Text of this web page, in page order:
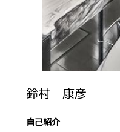
鈴村 康彦
自己紹介